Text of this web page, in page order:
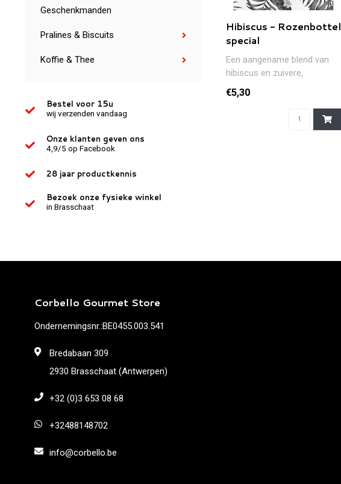
Geschenkmanden
Pralines & Biscuits
Koffie & Thee
Bestel voor 15u
wij verzenden vandaag
Onze klanten geven ons
4,9/5 op Facebook
28 jaar productkennis
Bezoek onze fysieke winkel
in Brasschaat
Hibiscus - Rozenbottel
special
Een aangename blend van
hibiscus en zuivere,
gedroogde rozenbottel en
hibiscus. ..
€5,30
Corbello Gourmet Store
Ondernemingsnr.:BE0455.003.541
Bredabaan 309
2930 Brasschaat (Antwerpen)
+32 (0)3 653 08 68
+32488148702
info@corbello.be